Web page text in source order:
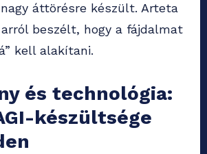
áttörésre készült. Arteta
beszélt, hogy a fájdalmat
kell alakítani.
és technológia:
készültsége